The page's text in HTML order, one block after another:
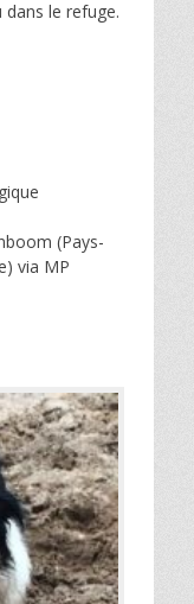
dans le refuge.
(Pays-
via MP